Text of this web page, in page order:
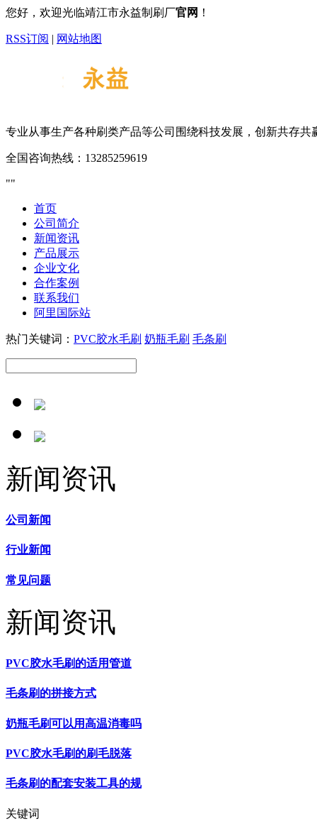
您好，欢迎光临靖江市永益制刷厂官网 ！
RSS订阅 | 网站地图
专业从事生产各种刷类产品等公司围绕科技发展，创新共存共
全国咨询热线： 13285259619
首页
公司简介
新闻资讯
产品展示
企业文化
合作案例
联系我们
阿里国际站
热门关键词： PVC胶水毛刷 奶瓶毛刷 毛条刷
新闻资讯
公司新闻
行业新闻
常见问题
新闻资讯
PVC胶水毛刷的适用管道
毛条刷的拼接方式
奶瓶毛刷可以用高温消毒吗
PVC胶水毛刷的刷毛脱落
毛条刷的配套安装工具的规
关键词